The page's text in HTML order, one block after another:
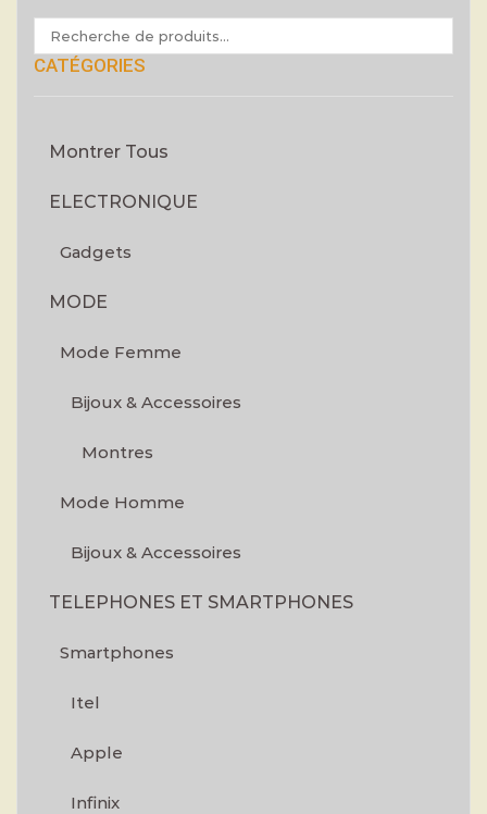
CATÉGORIES
Montrer Tous
ELECTRONIQUE
Gadgets
MODE
Mode Femme
Bijoux & Accessoires
Montres
Mode Homme
Bijoux & Accessoires
TELEPHONES ET SMARTPHONES
Smartphones
Itel
Apple
Infinix